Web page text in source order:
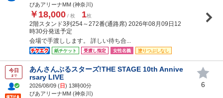
ぴあアリーナMM (神奈川)
￥18,000 / 枚 1枚
2階スタンド3列254～272番(通路席) 2026年08月09日12
時30分発送予定
会場で手渡しします。 詳しい待ち合...
紙チケット 受渡し指定 女性名義 塗りつぶしなし
今日
まで
あんさんぶるスターズ!THE STAGE 10th Annive
rsary LIVE
2026/08/09 (日) 13時00分
ぴあアリーナMM (神奈川)
6